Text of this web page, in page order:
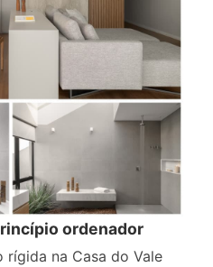
ordenador
rígida na Casa do Vale